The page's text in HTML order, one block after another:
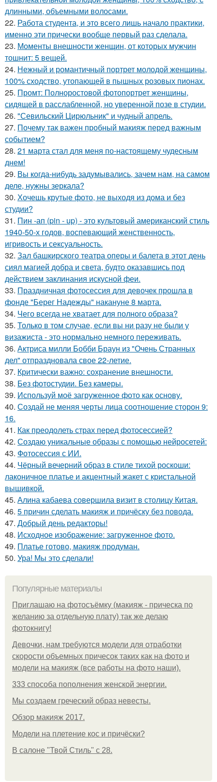
длинными, объемными волосами.
22. Работа студента, и это всего лишь начало практики,
именно эти прически вообще первый раз сделала.
23. Моменты внешности женщин, от которых мужчин
тошнит: 5 вещей.
24. Нежный и романтичный портрет молодой женщины,
100% сходство, утопающей в пышных розовых пионах.
25. Промт: Полноростовой фотопортрет женщины,
сидящей в расслабленной, но уверенной позе в студии.
26. "Севильский Цирюльник" и чудный апрель.
27. Почему так важен пробный макияж перед важным
событием?
28. 21 марта стал для меня по-настоящему чудесным
днем!
29. Вы когда-нибудь задумывались, зачем нам, на самом
деле, нужны зеркала?
30. Хочешь крутые фото, не выходя из дома и без
студии?
31. Пин -ап (pin - up) - это культовый американский стиль
1940-50-х годов, воспевающий женственность,
игривость и сексуальность.
32. Зал башкирского театра оперы и балета в этот день
сиял магией добра и света, будто оказавшись под
действием заклинания искусной феи.
33. Праздничная фотосессия для девочек прошла в
фонде "Берег Надежды" накануне 8 марта.
34. Чего всегда не хватает для полного образа?
35. Только в том случае, если вы ни разу не были у
визажиста - это нормально немного переживать.
36. Актриса милли Бобби Браун из "Очень Странных
дел" отпраздновала свое 22-летие.
37. Критически важно: сохранение внешности.
38. Без фотостудии. Без камеры.
39. Используй моё загруженное фото как основу.
40. Создай не меняя черты лица соотношение сторон 9:
16.
41. Как преодолеть страх перед фотосессией?
42. Создаю уникальные образы с помощью нейросетей:
43. Фотосессия с ИИ.
44. Чёрный вечерний образ в стиле тихой роскоши:
лаконичное платье и акцентный жакет с кристальной
вышивкой.
45. Алина кабаева совершила визит в столицу Китая.
46. 5 причин сделать макияж и причёску без повода.
47. Добрый день редакторы!
48. Исходное изображение: загруженное фото.
49. Платье готово, макияж продуман.
50. Ура! Мы это сделали!
Популярные материалы
Приглашаю на фотосъёмку (макияж - прическа по
желанию за отдельную плату) так же делаю
фотокнигу!
Девочки, нам требуются модели для отработки
скорости объемных причесок таких как на фото и
модели на макияж (все работы на фото наши).
333 способа пополнения женской энергии.
Мы создаем греческий образ невесты.
Обзор макияж 2017.
Модели на плетение кос и причёски?
В салоне "Твой Стиль" с 28.